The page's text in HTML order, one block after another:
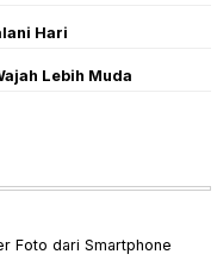
Hari
Lebih Muda
Foto dari Smartphone